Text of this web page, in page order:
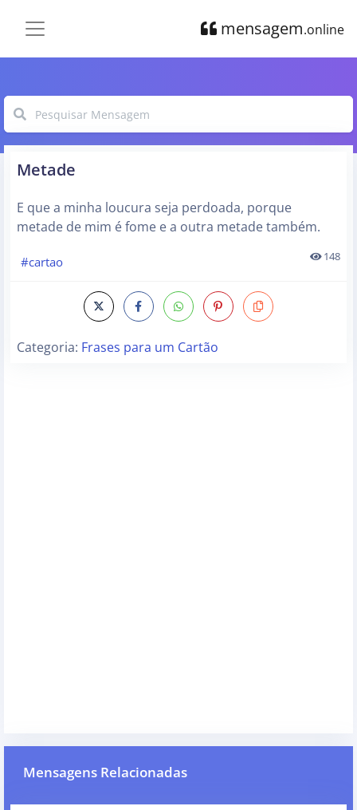
mensagem.online
Metade
E que a minha loucura seja perdoada, porque
metade de mim é fome e a outra metade também.
#cartao 148
Categoria: Frases para um Cartão
Mensagens Relacionadas